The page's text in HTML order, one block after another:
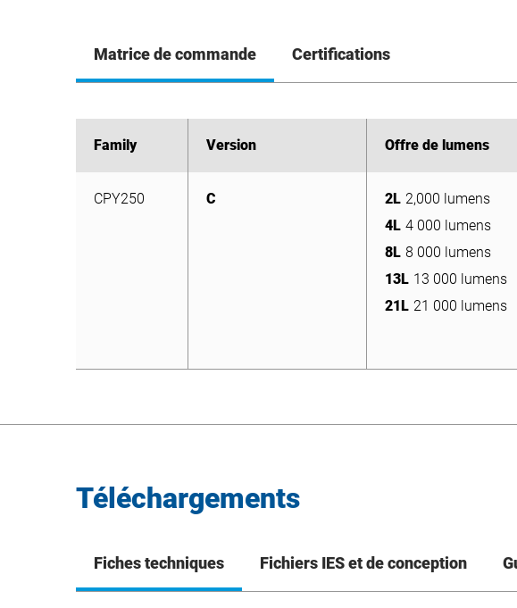
Matrice de commande Certifications
Family Version Offre de lumens
4L 4 000 lumens
8L 8 000 lumens
13L 13 000 lumens
21L 21 000 lumens
Family Version Offre de lumens
CPY250 C 2L 2,000 lumens
4L 4 000 lumens
8L 8 000 lumens
13L 13 000 lumens
21L 21 000 lumens
Téléchargements
Fiches techniques Fichiers IES et de conception